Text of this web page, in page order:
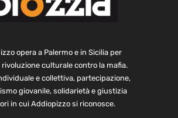
opera a Palermo e in Sicilia per
culturale contro la mafia.
e collettiva, partecipazione,
giovanile, solidarietà e giustizia
in cui Addiopizzo si riconosce.